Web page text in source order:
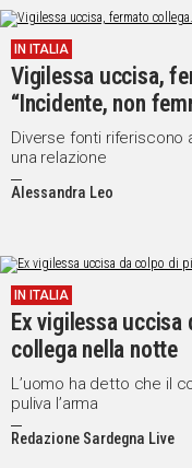
IN ITALIA
Vigilessa uccisa,
“Incidente, non
Diverse fonti riferiscono
una relazione
Alessandra Leo
IN ITALIA
Ex vigilessa
collega nella notte
L’uomo ha detto che il
puliva l’arma
Redazione Sardegna Live